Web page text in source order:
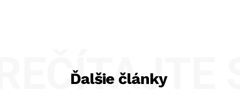
Ďalšie články SI